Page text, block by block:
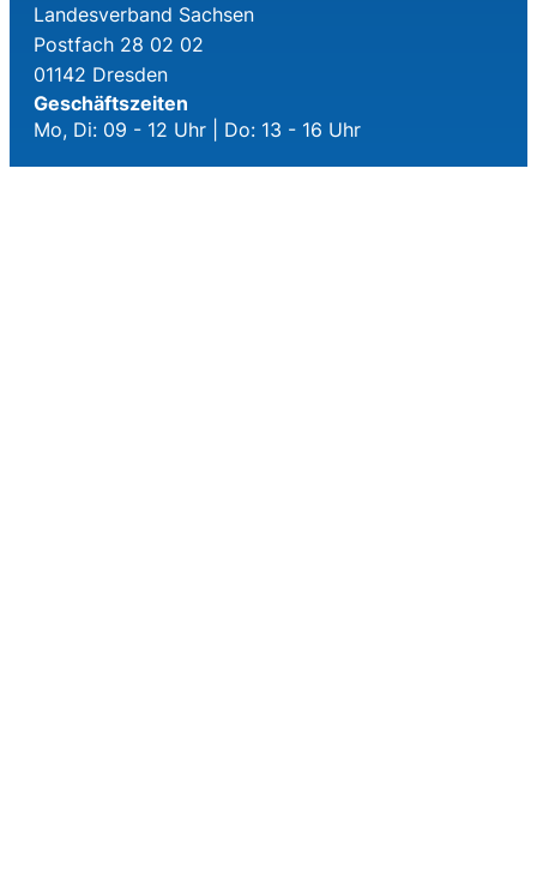
Landesverband Sachsen
Postfach 28 02 02
01142 Dresden
Geschäftszeiten
Mo, Di: 09 - 12 Uhr | Do: 13 - 16 Uhr